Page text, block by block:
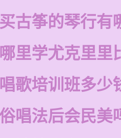
古筝的琴行有
里学尤克里里
歌培训班多少
唱法后会民美